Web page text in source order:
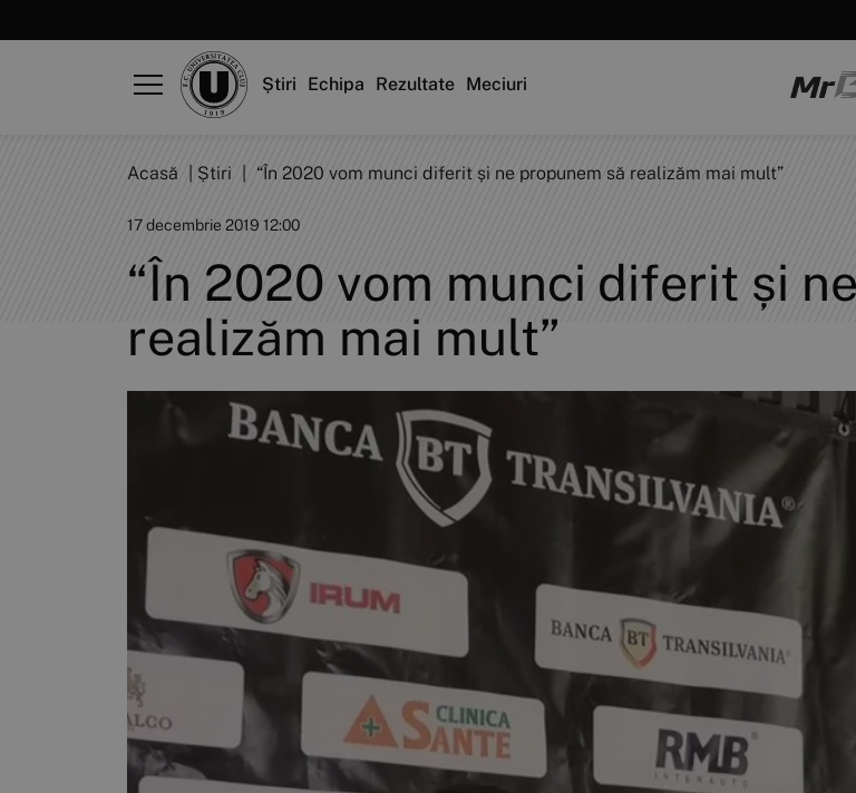
Știri Echipa Rezultate Meciuri
Acasă Știri “În 2020 vom munci diferit și ne propunem să realizăm mai mult”
17 decembrie 2019 12:00
“În 2020 vom munci diferit și
realizăm mai mult”